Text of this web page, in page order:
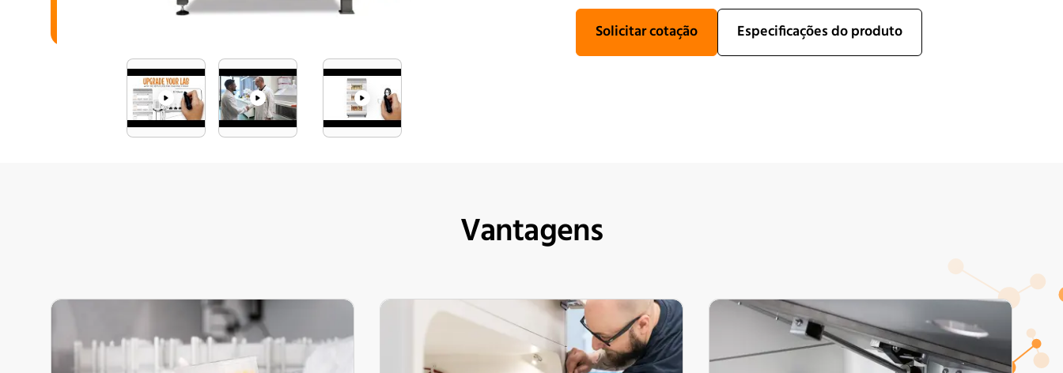
media/play media/play media/play
Solicitar cotação Especificações do produto
Vantagens